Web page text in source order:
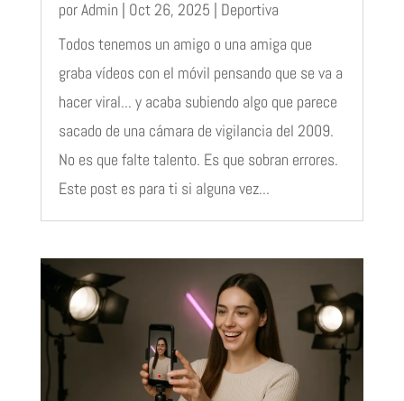
porAdmin | Oct 26, 2025 | Deportiva
Todos tenemos un amigo o una amiga que
graba vídeos con el móvil pensando que se va a
hacer viral... y acaba subiendo algo que parece
sacado de una cámara de vigilancia del 2009.
No es que falte talento. Es que sobran errores.
Este post es para ti si alguna vez...